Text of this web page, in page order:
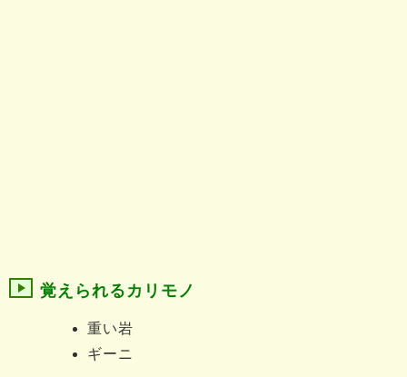
覚えられるカリモノ
重い岩
ギーニ